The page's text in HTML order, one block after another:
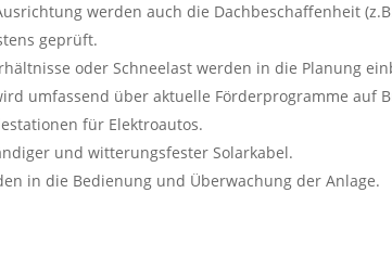
werden auch die Dachbeschaffenheit
geprüft.
oder Schneelast werden in die Planung
umfassend über aktuelle Förderprogramme auf
für Elektroautos.
und witterungsfester Solarkabel.
in die Bedienung und Überwachung der Anlage.